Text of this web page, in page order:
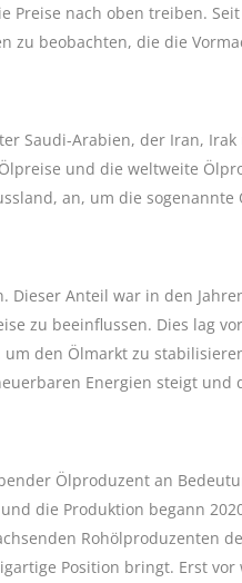
Preise nach oben treiben.
zu beobachten, die die
Saudi-Arabien, der Iran, Irak
und die weltweite
an, um die sogenannte
Dieser Anteil war in den
zu beeinflussen. Dies lag
um den Ölmarkt zu
Energien steigt und
Ölproduzent an
die Produktion begann
Rohölproduzenten
Position bringt. Erst vor